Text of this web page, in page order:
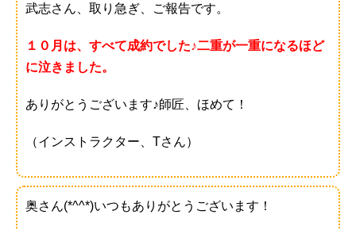
武志さん、取り急ぎ、ご報告です。
１０月は、すべて成約でした♪二重が一重になるほど
に泣きました。
ありがとうございます♪師匠、ほめて！
（インストラクター、Tさん）
奥さん(*^^*)いつもありがとうございます！